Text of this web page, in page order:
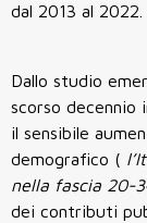
dal 2013 al 2022.
Dallo studio
scorso decennio
il sensibile
demografico (
nella fascia 20-
dei contributi